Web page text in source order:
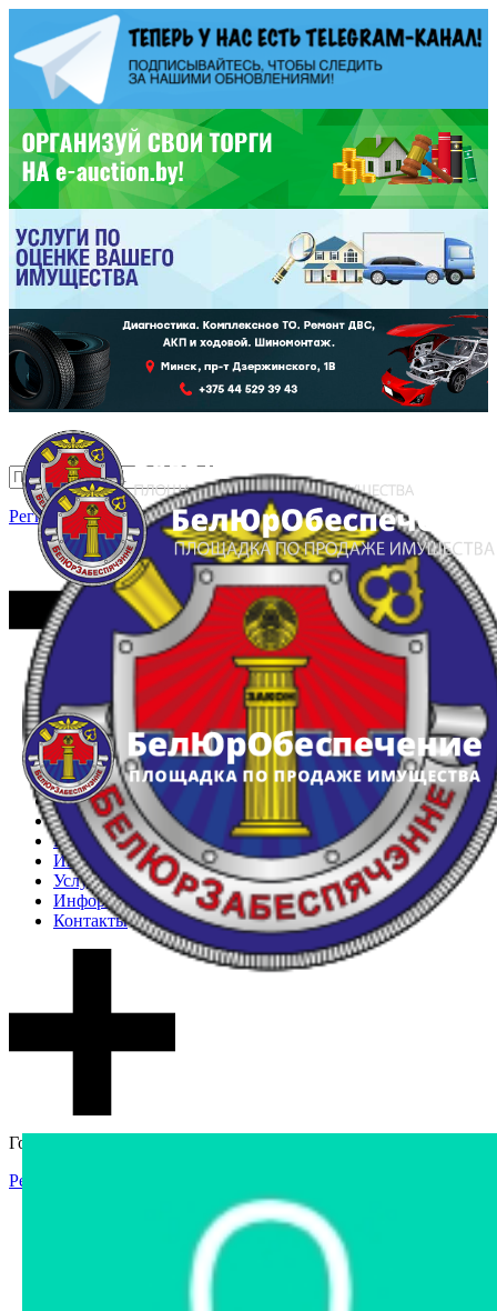
Регистрация Вход
Главная
Арестованное имущество
Реестр несостоявшихся торгов
Реестр переоценок
Частное имущество
Государственное имущество
Интернет-магазин
Интернет-витрина
Услуги
Информация
Контакты
Гостевой доступ
Регистрация
Интернет-магазин
Интернет-витрина